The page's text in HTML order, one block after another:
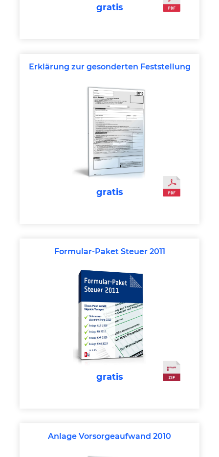
gratis
Erklärung zur gesonderten Feststellung
gratis
Formular-Paket Steuer 2011
gratis
Anlage Vorsorgeaufwand 2010